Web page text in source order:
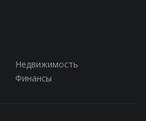
Недвижимость
Финансы